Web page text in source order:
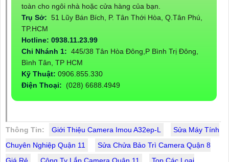
toàn cho ngôi nhà hoặc cửa hàng của bạn.
Trụ Sở: 51 Lũy Bán Bích, P. Tân Thới Hòa, Q.Tân Phú,
TP.HCM
Hotline: 0938.11.23.99
Chi Nhánh 1: 445/38 Tân Hòa Đông,P Bình Trị Đông,
Bình Tân, TP HCM
Kỹ Thuật: 0906.855.330
Điện Thoại: (028) 6688.4949
Thông Tin: Giới Thiệu Camera Imou A32ep-L
Sửa Máy Tính
Chuyên Nghiệp Quận 11
Sửa Chửa Bảo Trì Camera Quận 8